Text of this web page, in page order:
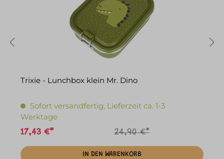
Trixie - Lunchbox klein Mr. Dino
Sofort versandfertig, Lieferzeit ca. 1-3
Werktage
17,43 €* 24,90 €*
IN DEN WARENKORB